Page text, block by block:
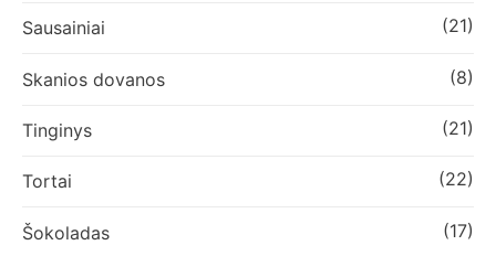
Sausainiai (21)
Skanios dovanos (8)
Tinginys (21)
Tortai (22)
Šokoladas (17)